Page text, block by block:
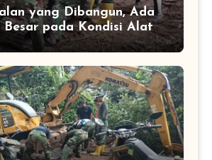
yang Dibangun, Ada
Besar pada Kondisi Alat